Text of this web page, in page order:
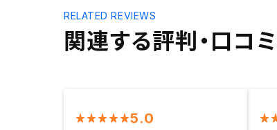
関連する評判・口コミ
RELATED REVIEWS
5.0